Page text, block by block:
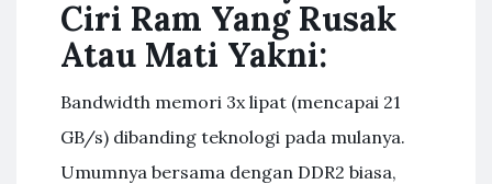
Ciri Ram Yang Rusak
Atau Mati Yakni:
Bandwidth memori 3x lipat (mencapai 21
GB/s) dibanding teknologi pada mulanya.
Umumnya bersama dengan DDR2 biasa,